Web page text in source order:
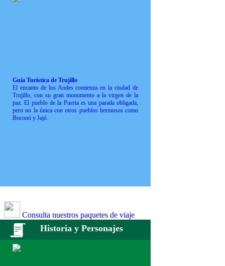
Guía Turística de Trujillo
El encanto de los Andes comienza en la ciudad de
Trujillo, con su gran monumento a la virgen de la
paz. El pueblo de la Puerta es una parada obligada,
pero no la única con otros pueblos hermosos como
Boconó y Jajó.
Consulta nuestros paquetes de viaje
Historia y Personajes